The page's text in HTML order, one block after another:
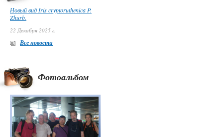
Новый вид Iris cryptoruthenica P.
Zhurb.
22 Декабря 2025 г.
Все новости
Фотоальбом